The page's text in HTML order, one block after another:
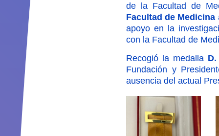
de la Facultad de
Facultad de Medicina
apoyo en la
con la Facultad de
Recogió la medalla
Fundación y
ausencia del actual